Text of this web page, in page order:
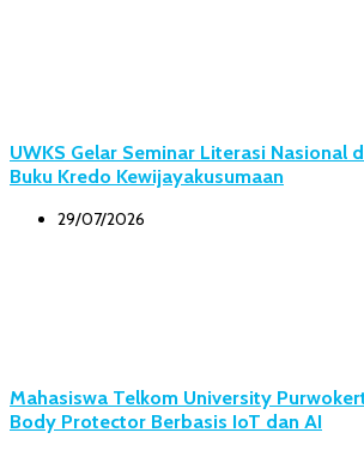
UWKS Gelar Seminar Literasi Nasional
Buku Kredo Kewijayakusumaan
29/07/2026
Mahasiswa Telkom University
Body Protector Berbasis IoT dan AI